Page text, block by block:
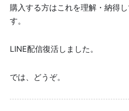
購入する方はこれを理解・納得
す。
LINE配信復活しました。
では、どうぞ。